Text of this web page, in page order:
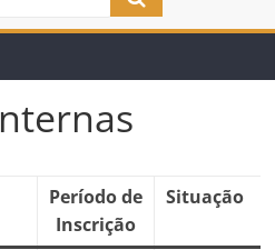
Período de
Inscrição
Situação